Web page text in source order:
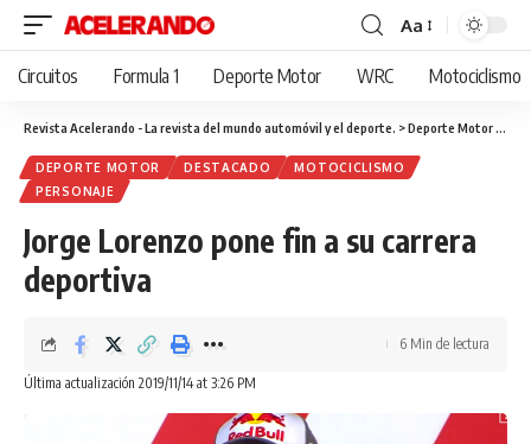
Cambiar
tamaño
fuente
Aa
Circuitos Formula 1 Deporte Motor WRC Motociclismo
Revista Acelerando - La revista del mundo automóvil y el deporte. >Deporte Motor
DEPORTE MOTOR DESTACADO
MOTOCICLISMO
PERSONAJE
Jorge Lorenzo pone fin a su carrera
deportiva
Última actualización 2019/11/14 at 3:26 PM
6 Min de lectura